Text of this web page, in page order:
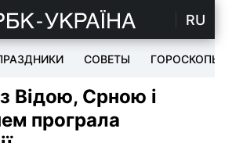
RU
СОВЕТЫ ГОРОСКОПЫ
Відою, Срною і
програла